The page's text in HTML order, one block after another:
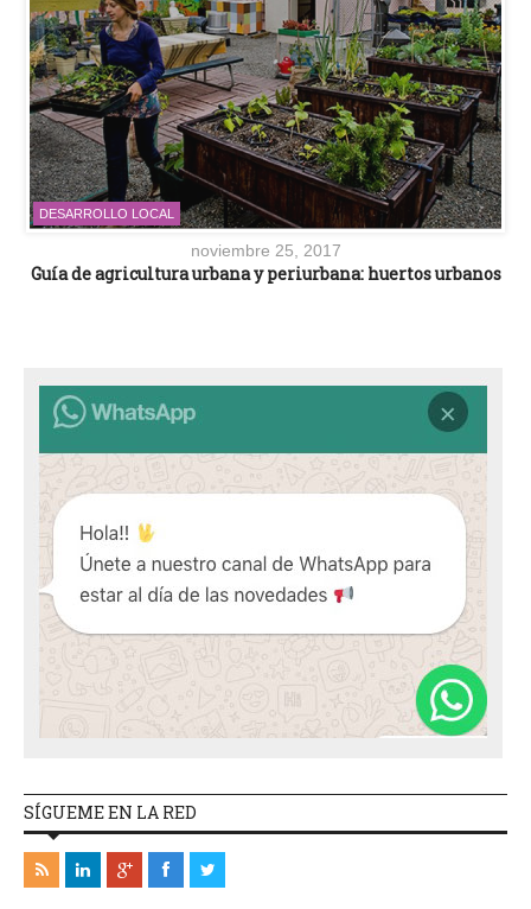
DESARROLLO LOCAL
noviembre 25, 2017
Guía de agricultura urbana y periurbana: huertos urbanos
SÍGUEME EN LA RED